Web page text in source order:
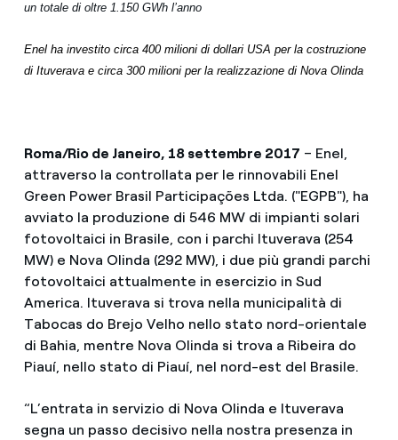
un totale di oltre 1.150 GWh l’anno
Enel ha investito circa 400 milioni di dollari USA per la costruzione
di Ituverava e circa 300 milioni per la realizzazione di Nova Olinda
Roma/Rio de Janeiro, 18 settembre 2017 – Enel,
attraverso la controllata per le rinnovabili Enel
Green Power Brasil Participações Ltda. ("EGPB"), ha
avviato la produzione di 546 MW di impianti solari
fotovoltaici in Brasile, con i parchi Ituverava (254
MW) e Nova Olinda (292 MW), i due più grandi parchi
fotovoltaici attualmente in esercizio in Sud
America. Ituverava si trova nella municipalità di
Tabocas do Brejo Velho nello stato nord-orientale
di Bahia, mentre Nova Olinda si trova a Ribeira do
Piauí, nello stato di Piauí, nel nord-est del Brasile.
“L’entrata in servizio di Nova Olinda e Ituverava
segna un passo decisivo nella nostra presenza in